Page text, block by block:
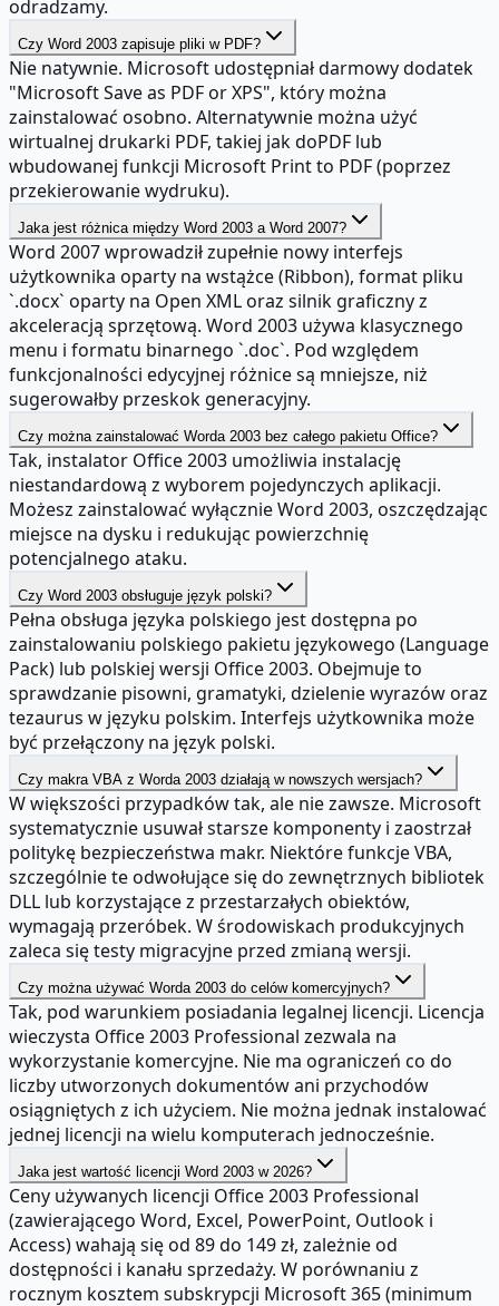
odradzamy.
Czy Word 2003 zapisuje pliki w PDF?
Nie natywnie. Microsoft udostępniał darmowy dodatek
"Microsoft Save as PDF or XPS", który można
zainstalować osobno. Alternatywnie można użyć
wirtualnej drukarki PDF, takiej jak doPDF lub
wbudowanej funkcji Microsoft Print to PDF (poprzez
przekierowanie wydruku).
Jaka jest różnica między Word 2003 a Word 2007?
Word 2007 wprowadził zupełnie nowy interfejs
użytkownika oparty na wstążce (Ribbon), format pliku
`.docx` oparty na Open XML oraz silnik graficzny z
akceleracją sprzętową. Word 2003 używa klasycznego
menu i formatu binarnego `.doc`. Pod względem
funkcjonalności edycyjnej różnice są mniejsze, niż
sugerowałby przeskok generacyjny.
Czy można zainstalować Worda 2003 bez całego pakietu Office?
Tak, instalator Office 2003 umożliwia instalację
niestandardową z wyborem pojedynczych aplikacji.
Możesz zainstalować wyłącznie Word 2003, oszczędzając
miejsce na dysku i redukując powierzchnię
potencjalnego ataku.
Czy Word 2003 obsługuje język polski?
Pełna obsługa języka polskiego jest dostępna po
zainstalowaniu polskiego pakietu językowego (Language
Pack) lub polskiej wersji Office 2003. Obejmuje to
sprawdzanie pisowni, gramatyki, dzielenie wyrazów oraz
tezaurus w języku polskim. Interfejs użytkownika może
być przełączony na język polski.
Czy makra VBA z Worda 2003 działają w nowszych wersjach?
W większości przypadków tak, ale nie zawsze. Microsoft
systematycznie usuwał starsze komponenty i zaostrzał
politykę bezpieczeństwa makr. Niektóre funkcje VBA,
szczególnie te odwołujące się do zewnętrznych bibliotek
DLL lub korzystające z przestarzałych obiektów,
wymagają przeróbek. W środowiskach produkcyjnych
zaleca się testy migracyjne przed zmianą wersji.
Czy można używać Worda 2003 do celów komercyjnych?
Tak, pod warunkiem posiadania legalnej licencji. Licencja
wieczysta Office 2003 Professional zezwala na
wykorzystanie komercyjne. Nie ma ograniczeń co do
liczby utworzonych dokumentów ani przychodów
osiągniętych z ich użyciem. Nie można jednak instalować
jednej licencji na wielu komputerach jednocześnie.
Jaka jest wartość licencji Word 2003 w 2026?
Ceny używanych licencji Office 2003 Professional
(zawierającego Word, Excel, PowerPoint, Outlook i
Access) wahają się od 89 do 149 zł, zależnie od
dostępności i kanału sprzedaży. W porównaniu z
rocznym kosztem subskrypcji Microsoft 365 (minimum